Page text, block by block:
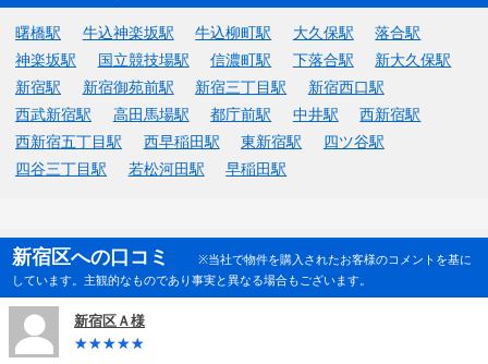
曙橋駅 牛込神楽坂駅 牛込柳町駅 大久保駅
落合駅
神楽坂駅
国立競技場駅 信濃町駅 下落合駅
新大久保駅
新宿駅
新宿御苑前駅 新宿三丁目駅
新宿西口駅
西武新宿駅
高田馬場駅 都庁前駅 中井駅
西新宿駅
西新宿五丁目駅
西早稲田駅 東新宿駅
四ツ谷駅
四谷三丁目駅
若松河田駅 早稲田駅
新宿区への口コミ
※当社で物件を購入されたお客様のコメントを基に
しています。主観的なものであり事実と異なる場合もございます。
新宿区Ａ様